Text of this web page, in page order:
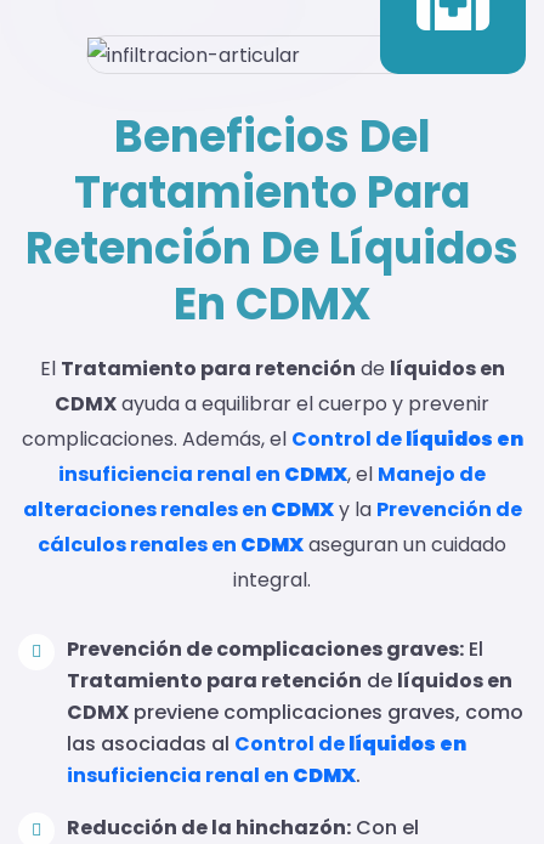
Beneficios Del
Tratamiento Para
Retención De Líquidos
En CDMX
El Tratamiento para retención de líquidos en
CDMXayuda a equilibrar el cuerpo y prevenir
complicaciones. Además, el Control delíquidos en
insuficiencia renal en CDMX, el Manejo de
alteraciones renales en CDMXy la Prevención de
cálculos renales en CDMXaseguran un cuidado
integral.
Prevención de complicaciones graves: El
Tratamiento para retención de líquidos en
CDMX previene complicaciones graves, como
las asociadas al Control delíquidos en
insuficiencia renal en CDMX.
Reducción de la hinchazón: Con el